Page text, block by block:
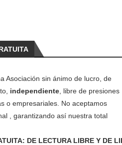
Asociación sin ánimo de lucro, de
independiente, libre de presiones
o empresariales. No aceptamos
, garantizando así nuestra total
DE LECTURA LIBRE Y DE